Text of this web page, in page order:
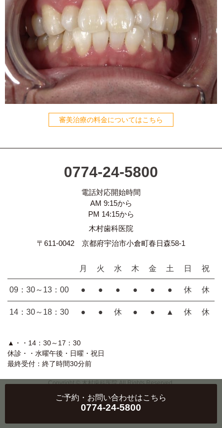
審美治療の料金についてはこちら
ご予約・お問い合わせはこちら
0774-24-5800
0774-24-5800
電話対応開始時間
AM 9:15から
PM 14:15から
木村歯科医院
〒611-0042 京都府宇治市小倉町春日森58-1
月 火 水 木 金 土 日 祝
09：30～13：00 ● ● ● ● ● ● 休 休
14：30～18：30 ● ● 休 ● ● ▲ 休 休
▲・・14：30～17：30
休診・・水曜午後・日曜・祝日
最終受付：終了時間30分前
Copyright © 木村歯科医院 All Rights Reserved.